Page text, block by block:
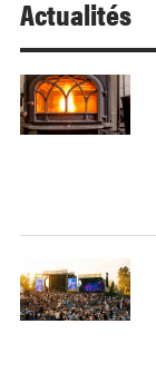
Actualités